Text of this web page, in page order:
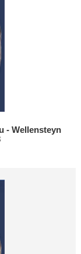
- Wellensteyn